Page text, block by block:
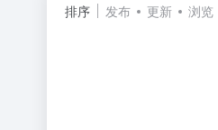
排序 发布 更新 浏览